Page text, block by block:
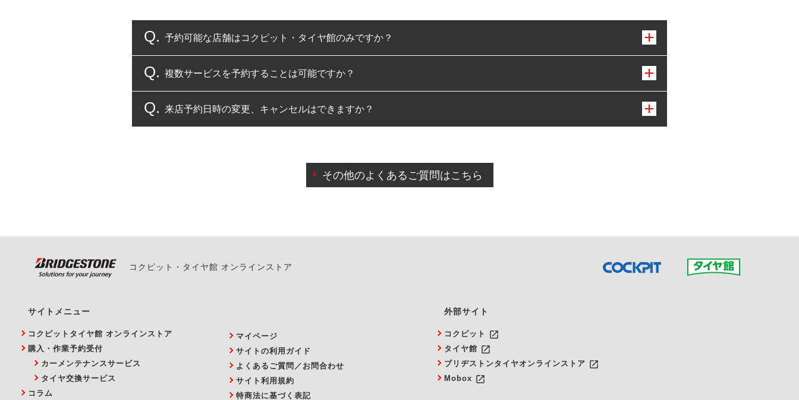
予約可能な店舗はコクピット・タイヤ館のみですか？
コクピット・タイヤ館のみとなります。
複数サービスを予約することは可能ですか？
複数サービスのご予約は可能です。
来店予約日時の変更、キャンセルはできますか？
また、やむを得ない事由によりご予約のキャンセルをご希望の際は、直接ご予約いただいた店舗へご連絡くださ
その他のよくあるご質問はこちら
コクピット・タイヤ館 オンラインストア
サイトメニュー
コクピットタイヤ館 オンラインストア
購入・作業予約受付
カーメンテナンスサービス
タイヤ交換サービス
コラム
マイページ
サイトの利用ガイド
よくあるご質問／お問合わせ
サイト利用規約
特商法に基づく表記
外部サイト
コクピット launch
タイヤ館 launch
ブリヂストンタイヤオンラインストア launch
Mobox launch